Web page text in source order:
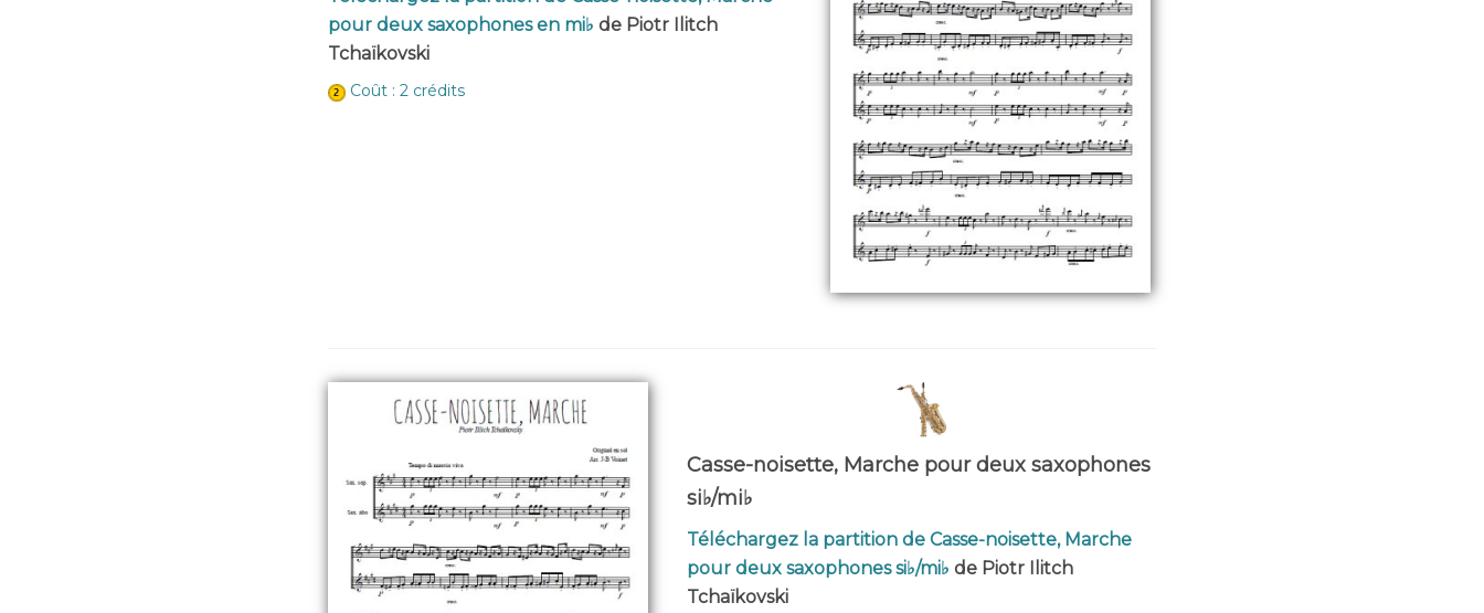
pour deux saxophones en mi♭ de Piotr Ilitch
Tchaïkovski
Coût : 2 crédits
Casse-noisette, Marche pour deux saxophones
si♭/mi♭
Téléchargez la partition de Casse-noisette, Marche
pour deux saxophones si♭/mi♭ de Piotr Ilitch
Tchaïkovski